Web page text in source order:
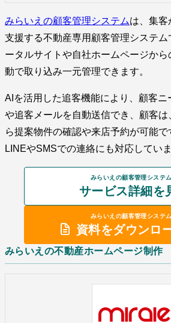
みらいえの顧客管理システムは、集客
支援する不動産専用顧客管理システ
ータルサイトや自社ホームページか
動で取り込み一元管理できます。
AIを活用した追客機能により、顧客ニ
や追客メールを自動送信でき、顧客
ら提案物件の確認や来店予約が可能で
LINEやSMSでの連絡にも対応していま
みらいえの顧客管理システ
サービス詳細を
みらいえの顧客管理システ
資料をダウンロ
みらいえの不動産ホームページ制作